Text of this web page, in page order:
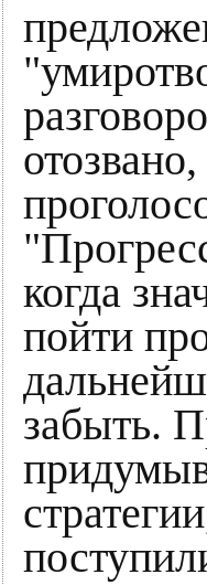
когда
пойти
забыть.